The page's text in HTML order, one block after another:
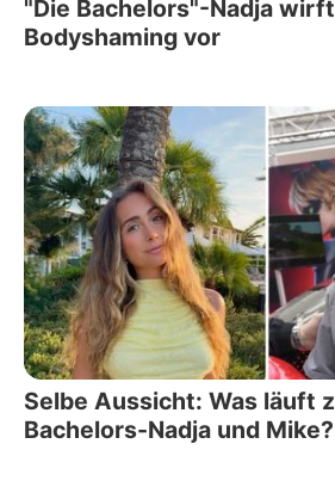
"Die Bachelors"-Nadja
Bodyshaming vor
Selbe Aussicht: Was läuft
Bachelors-Nadja und Mike?